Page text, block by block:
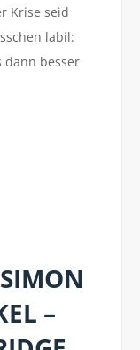
Krise seid
labil:
dann besser
–